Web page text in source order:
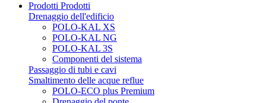
Prodotti Prodotti
Drenaggio dell'edificio
POLO-KAL XS
POLO-KAL NG
POLO-KAL 3S
Componenti del sistema
Passaggio di tubi e cavi
Smaltimento delle acque reflue
POLO-ECO plus Premium